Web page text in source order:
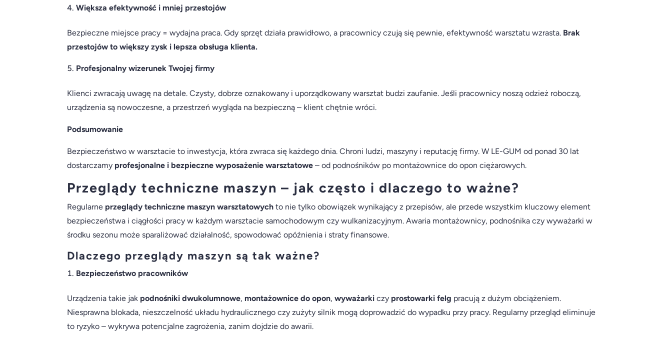
Większa efektywność i mniej przestojów
Bezpieczne miejsce pracy = wydajna praca. Gdy sprzęt działa prawidłowo, a pracownicy czują się pewnie, efektywność warsztatu wzrasta. Brak
przestojów to większy zysk i lepsza obsługa klienta.
Profesjonalny wizerunek Twojej firmy
Klienci zwracają uwagę na detale. Czysty, dobrze oznakowany i uporządkowany warsztat budzi zaufanie. Jeśli pracownicy noszą odzież roboczą,
urządzenia są nowoczesne, a przestrzeń wygląda na bezpieczną – klient chętnie wróci.
Podsumowanie
Bezpieczeństwo w warsztacie to inwestycja, która zwraca się każdego dnia. Chroni ludzi, maszyny i reputację firmy. W LE-GUM od ponad 30 lat
dostarczamy profesjonalne i bezpieczne wyposażenie warsztatowe – od podnośników po montażownice do opon ciężarowych.
Przeglądy techniczne maszyn – jak często i dlaczego to ważne?
Regularne przeglądy techniczne maszyn warsztatowych to nie tylko obowiązek wynikający z przepisów, ale przede wszystkim kluczowy element
bezpieczeństwa i ciągłości pracy w każdym warsztacie samochodowym czy wulkanizacyjnym. Awaria montażownicy, podnośnika czy wyważarki w
środku sezonu może sparaliżować działalność, spowodować opóźnienia i straty finansowe.
Dlaczego przeglądy maszyn są tak ważne?
Bezpieczeństwo pracowników
Urządzenia takie jak podnośniki dwukolumnowe, montażownice do opon,wyważarki czy prostowarki felg pracują z dużym obciążeniem.
Niesprawna blokada, nieszczelność układu hydraulicznego czy zużyty silnik mogą doprowadzić do wypadku przy pracy. Regularny przegląd eliminuje
to ryzyko – wykrywa potencjalne zagrożenia, zanim dojdzie do awarii.